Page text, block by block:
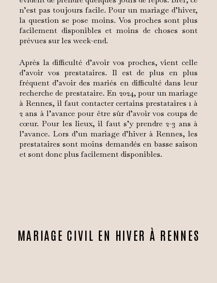
n’est pas toujours facile. Pour un mariage d’hiver,
la question se pose moins. Vos proches sont plus
facilement disponibles et moins de choses sont
prévues sur les week-end.
Après la difficulté d’avoir vos proches, vient celle
d’avoir vos prestataires. Il est de plus en plus
fréquent d’avoir des mariés en difficulté dans leur
recherche de prestataire. En 2024, pour un mariage
à Rennes, il faut contacter certains prestataires 1 à
2 ans à l’avance pour être sûr d’avoir vos coups de
cœur. Pour les lieux, il faut s’y prendre 2-3 ans à
l’avance. Lors d’un mariage d’hiver à Rennes, les
prestataires sont moins demandés en basse saison
et sont donc plus facilement disponibles.
MARIAGE CIVIL EN HIVER À RENNES